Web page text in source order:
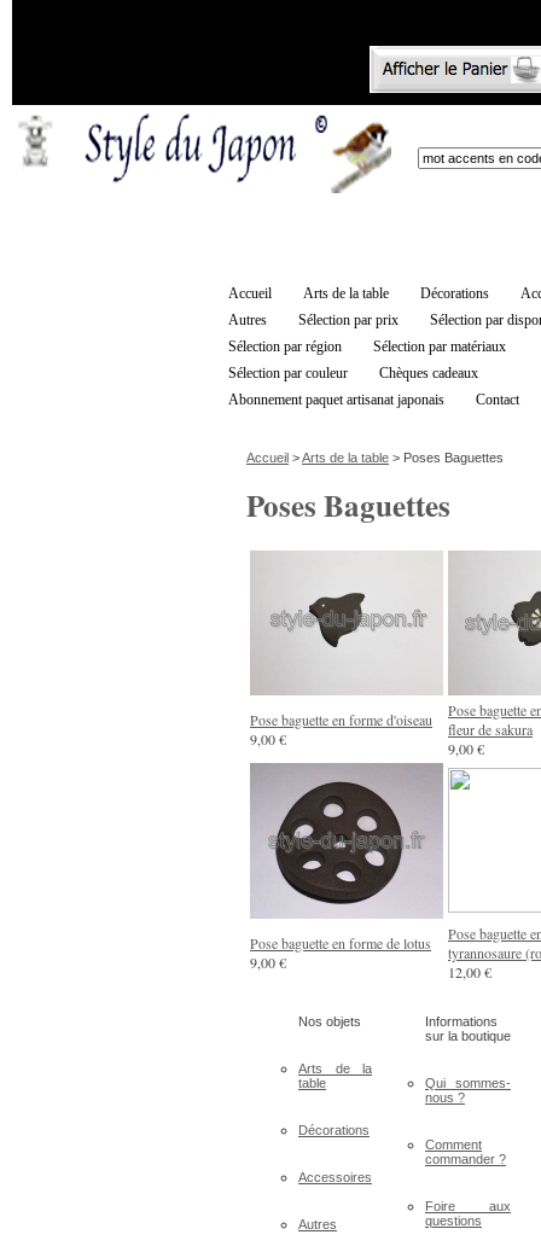
Accueil Arts de la table Décorations
Autres
Sélection par prix
Sélection par
Sélection par région
Sélection par matériaux
Sélection par couleur
Chèques cadeaux
Abonnement paquet artisanat japonais
Contact
Accueil >Arts de la table > Poses Baguettes
Poses Baguettes
Pose baguette en forme d'oiseau
9,00 €
Pose baguette
fleur de sakura
9,00 €
Pose baguette en forme de lotus
9,00 €
Pose baguette
tyrannosaure
12,00 €
Nos objets
Arts de la
table
Décorations
Accessoires
Autres
Informations
sur la boutique
Qui sommes-
nous ?
Comment
commander ?
Foire aux
questions